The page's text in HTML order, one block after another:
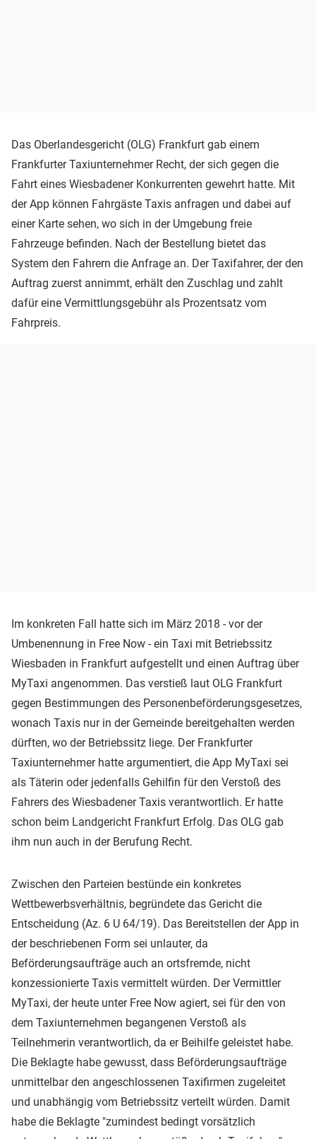
Das Oberlandesgericht (OLG) Frankfurt gab einem
Frankfurter Taxiunternehmer Recht, der sich gegen die
Fahrt eines Wiesbadener Konkurrenten gewehrt hatte. Mit
der App können Fahrgäste Taxis anfragen und dabei auf
einer Karte sehen, wo sich in der Umgebung freie
Fahrzeuge befinden. Nach der Bestellung bietet das
System den Fahrern die Anfrage an. Der Taxifahrer, der den
Auftrag zuerst annimmt, erhält den Zuschlag und zahlt
dafür eine Vermittlungsgebühr als Prozentsatz vom
Fahrpreis.
Im konkreten Fall hatte sich im März 2018 - vor der
Umbenennung in Free Now - ein Taxi mit Betriebssitz
Wiesbaden in Frankfurt aufgestellt und einen Auftrag über
MyTaxi angenommen. Das verstieß laut OLG Frankfurt
gegen Bestimmungen des Personenbeförderungsgesetzes,
wonach Taxis nur in der Gemeinde bereitgehalten werden
dürften, wo der Betriebssitz liege. Der Frankfurter
Taxiunternehmer hatte argumentiert, die App MyTaxi sei
als Täterin oder jedenfalls Gehilfin für den Verstoß des
Fahrers des Wiesbadener Taxis verantwortlich. Er hatte
schon beim Landgericht Frankfurt Erfolg. Das OLG gab
ihm nun auch in der Berufung Recht.
Zwischen den Parteien bestünde ein konkretes
Wettbewerbsverhältnis, begründete das Gericht die
Entscheidung (Az. 6 U 64/19). Das Bereitstellen der App in
der beschriebenen Form sei unlauter, da
Beförderungsaufträge auch an ortsfremde, nicht
konzessionierte Taxis vermittelt würden. Der Vermittler
MyTaxi, der heute unter Free Now agiert, sei für den von
dem Taxiunternehmen begangenen Verstoß als
Teilnehmerin verantwortlich, da er Beihilfe geleistet habe.
Die Beklagte habe gewusst, dass Beförderungsaufträge
unmittelbar den angeschlossenen Taxifirmen zugeleitet
und unabhängig vom Betriebssitz verteilt würden. Damit
habe die Beklagte "zumindest bedingt vorsätzlich